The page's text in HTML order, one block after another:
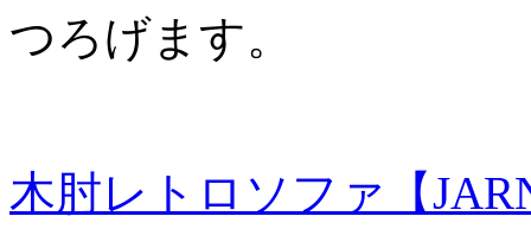
つろげます。
木肘レトロソファ【